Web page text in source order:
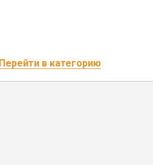
Перейти в категорию